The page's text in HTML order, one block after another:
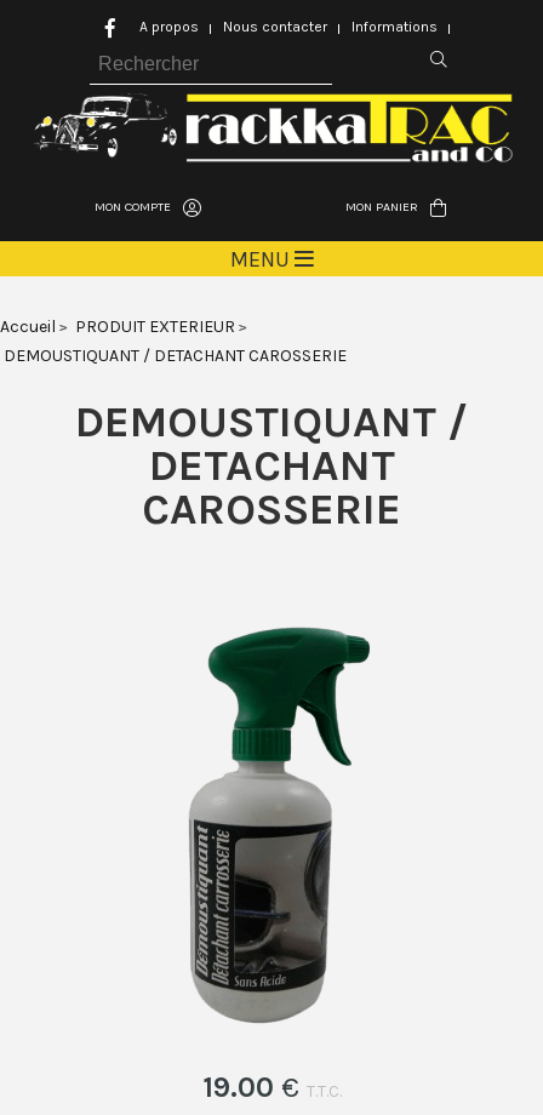
MON COMPTE MON PANIER
MENU
Accueil
PRODUIT EXTERIEUR
DEMOUSTIQUANT / DETACHANT CAROSSERIE
DEMOUSTIQUANT /
DETACHANT
CAROSSERIE
19.00 € T.T.C.
A propos Nous contacter Informations